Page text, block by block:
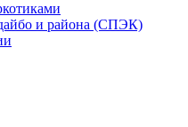
и района (СПЭК)